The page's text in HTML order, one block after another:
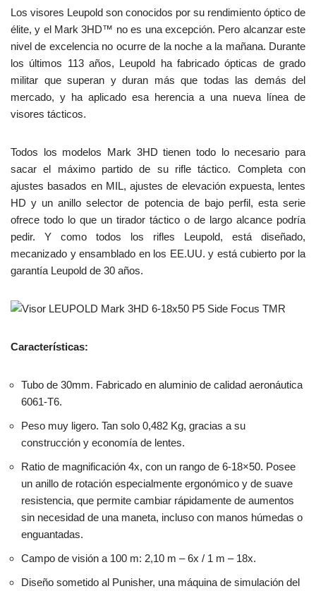
Los visores Leupold son conocidos por su rendimiento óptico de
élite, y el Mark 3HD™ no es una excepción. Pero alcanzar este
nivel de excelencia no ocurre de la noche a la mañana. Durante
los últimos 113 años, Leupold ha fabricado ópticas de grado
militar que superan y duran más que todas las demás del
mercado, y ha aplicado esa herencia a una nueva línea de
visores tácticos.
Todos los modelos Mark 3HD tienen todo lo necesario para
sacar el máximo partido de su rifle táctico. Completa con
ajustes basados en MIL, ajustes de elevación expuesta, lentes
HD y un anillo selector de potencia de bajo perfil, esta serie
ofrece todo lo que un tirador táctico o de largo alcance podría
pedir. Y como todos los rifles Leupold, está diseñado,
mecanizado y ensamblado en los EE.UU. y está cubierto por la
garantía Leupold de 30 años.
Características:
Tubo de 30mm. Fabricado en aluminio de calidad aeronáutica
6061-T6.
Peso muy ligero. Tan solo 0,482 Kg, gracias a su
construcción y economía de lentes.
Ratio de magnificación 4x, con un rango de 6-18×50. Posee
un anillo de rotación especialmente ergonómico y de suave
resistencia, que permite cambiar rápidamente de aumentos
sin necesidad de una maneta, incluso con manos húmedas o
enguantadas.
Campo de visión a 100 m: 2,10 m – 6x / 1 m – 18x.
Diseño sometido al Punisher, una máquina de simulación del